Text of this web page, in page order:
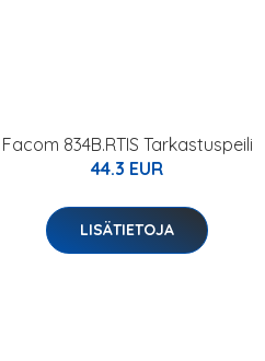
Facom 834B.RTIS Tarkastuspeili
44.3 EUR
LISÄTIETOJA